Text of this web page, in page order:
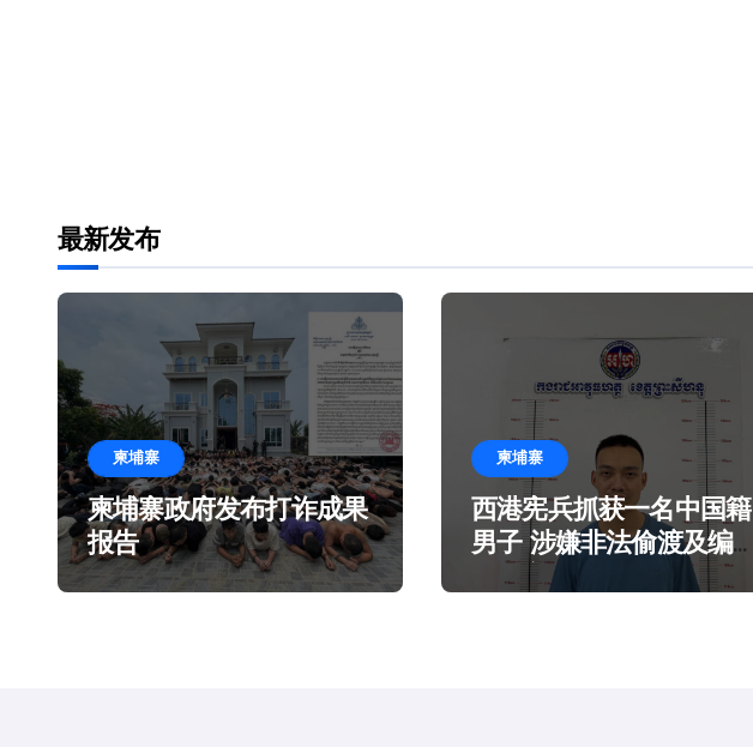
最新发布
柬埔寨
柬埔寨政府发布打诈成果
报告
柬埔寨
西港宪兵抓获一名中国籍
男子 涉嫌非法偷渡及编
造谎言在海滩乞讨